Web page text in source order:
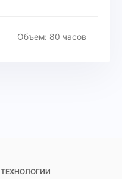
Объем: 80 часов
ТЕХНОЛОГИИ